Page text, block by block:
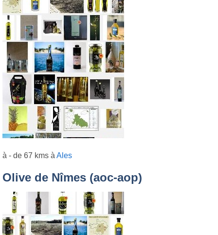
à - de 67 kms à Ales
Olive de Nîmes (aoc-aop)